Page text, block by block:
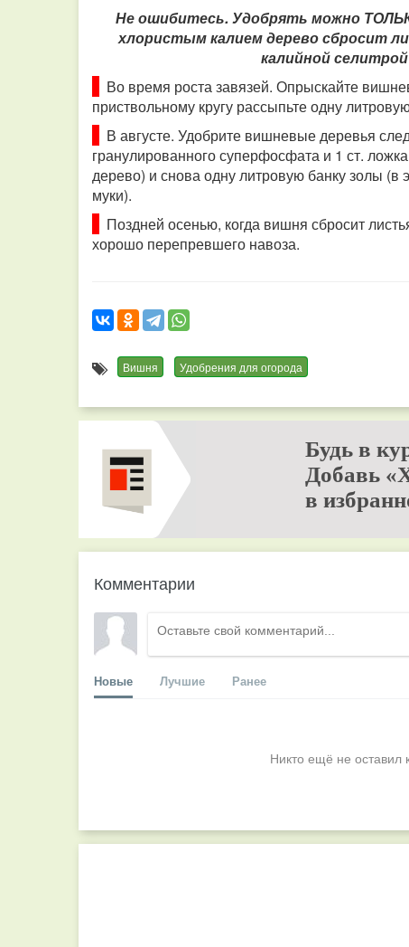
Не ошибитесь. Удобрять можно
хлористым калием дерево сбросит
калийной
Во время роста завязей. Опрыскайте
приствольному кругу рассыпьте одну
В августе. Удобрите вишневые деревья
гранулированного суперфосфата и 1 ст.
дерево) и снова одну литровую банку золы (в
муки).
Поздней осенью, когда вишня сбросит
хорошо перепревшего навоза.
Вишня Удобрения для огорода
Будь в
Добавь
в
Комментарии
Новые Лучшие Ранее
Никто ещё не оставил